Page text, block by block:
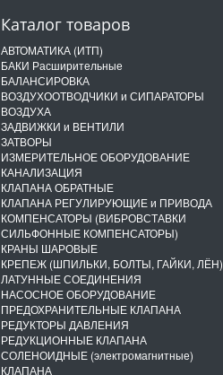
Каталог товаров
АВТОМАТИКА (ИТП)
БАКИ Расширительные
БАЛАНСИРОВКА
ВОЗДУХООТВОДЧИКИ и СИПАРАТОРЫ
ВОЗДУХА
ЗАДВИЖКИ и ВЕНТИЛИ
ЗАТВОРЫ
ИЗМЕРИТЕЛЬНОЕ ОБОРУДОВАНИЕ
КАНАЛИЗАЦИЯ
КЛАПАНА ОБРАТНЫЕ
КЛАПАНА РЕГУЛИРУЮЩИЕ и ПРИВОДА
КОМПЕНСАТОРЫ (ВИБРОВСТАВКИ
СИЛЬФОННЫЕ КОМПЕНСАТОРЫ)
КРАНЫ ШАРОВЫЕ
КРЕПЕЖ (ШПИЛЬКИ, БОЛТЫ, ГАЙКИ, ЛЁН)
ЛАТУННЫЕ СОЕДИНЕНИЯ
НАСОСНОЕ ОБОРУДОВАНИЕ
ПРЕДОХРАНИТЕЛЬНЫЕ КЛАПАНА
РЕДУКТОРЫ ДАВЛЕНИЯ
РЕДУКЦИОННЫЕ КЛАПАНА
СОЛЕНОИДНЫЕ (электромагнитные)
КЛАПАНА